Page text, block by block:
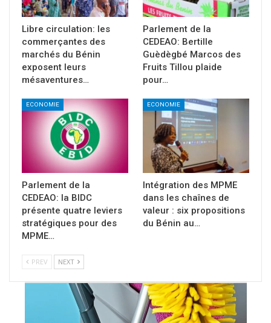
Libre circulation: les
commerçantes des
marchés du Bénin
exposent leurs
mésaventures…
Parlement de la
CEDEAO: Bertille
Guèdègbé Marcos des
Fruits Tillou plaide
pour…
ECONOMIE
Parlement de la
CEDEAO: la BIDC
présente quatre leviers
stratégiques pour des
MPME…
ECONOMIE
Intégration des MPME
dans les chaînes de
valeur : six propositions
du Bénin au…
PREV NEXT